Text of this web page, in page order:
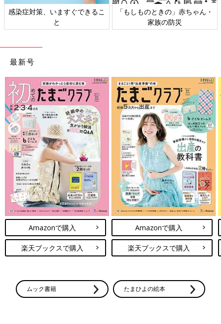
感染症対策、いますぐできるこ
と
「もしものときの」赤ちゃん・
家族の防災
最新号
Amazonで購入
楽天ブックスで購入
Amazonで購入
楽天ブックスで購入
ムック書籍 たまひよの絵本